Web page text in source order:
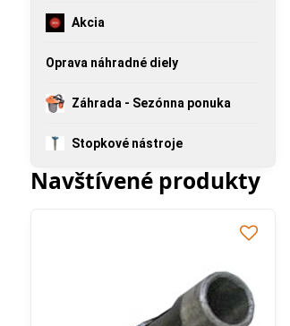
Akcia
Oprava náhradné diely
Záhrada - Sezónna ponuka
Stopkové nástroje
Navštívené produkty